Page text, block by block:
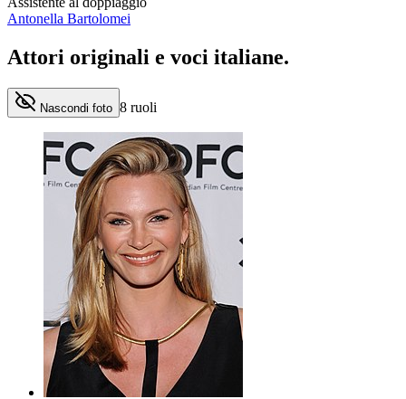
Antonella Bartolomei
Attori originali e voci italiane.
Nascondi foto 8 ruoli